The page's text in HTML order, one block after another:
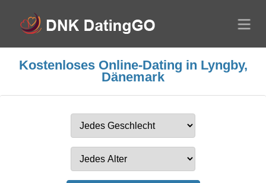
Kostenloses Online-Dating in Lyngby,
Dänemark